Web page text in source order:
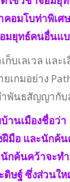
อมโบท่าพิเศ
มยุทธ์คนอื่นแ
ก็บเลเวล และ
เกมอย่าง
ำพันธสัญญากั
านเมืองชื่อว่
มือ และนักค้น
กค้นคว้าจะท
ษฐ์ ซึ่งส่วนใ